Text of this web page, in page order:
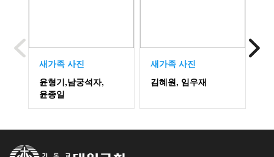
새가족 사진
윤형기,남궁석자,
윤종일
새가족 사진
김혜원, 임우재